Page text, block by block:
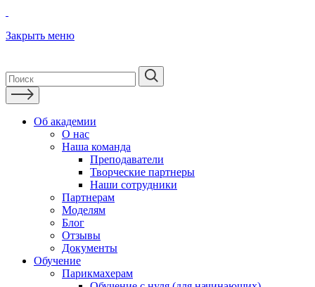
Закрыть меню
Об академии
О нас
Наша команда
Преподаватели
Творческие партнеры
Наши сотрудники
Партнерам
Моделям
Блог
Отзывы
Документы
Обучение
Парикмахерам